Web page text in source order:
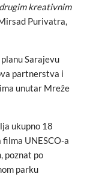
kreativnim
Purivatra,
Sarajevu
partnerstva i
unutar Mreže
ukupno 18
UNESCO-a
poznat po
parku